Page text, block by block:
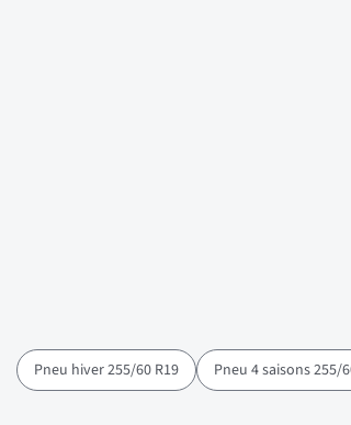
Pneu hiver 255/60 R19 Pneu 4 saisons 255/